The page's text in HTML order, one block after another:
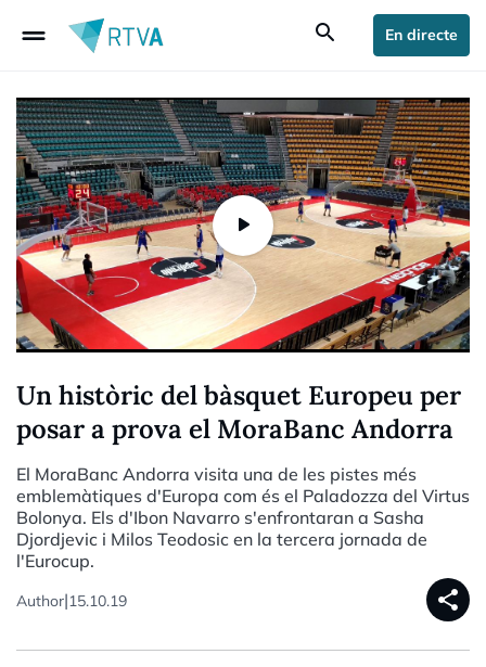
drag_handle search En directe
Un històric del bàsquet Europeu per
posar a prova el MoraBanc Andorra
El MoraBanc Andorra visita una de les pistes més
emblemàtiques d'Europa com és el Paladozza del Virtus
Bolonya. Els d'Ibon Navarro s'enfrontaran a Sasha
Djordjevic i Milos Teodosic en la tercera jornada de
l'Eurocup.
Author|15.10.19 share